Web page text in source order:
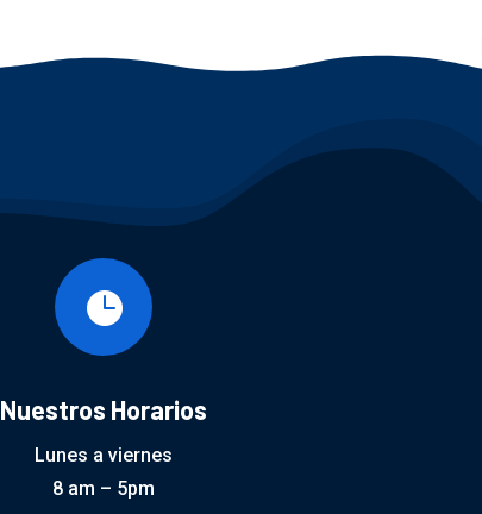

Nuestros Horarios
Lunes a viernes
8 am – 5pm